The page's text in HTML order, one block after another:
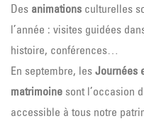
Des animations culturelles
l’année : visites guidées
histoire, conférences…
En septembre, les Journées
matrimoine sont l’occasion
accessible à tous notre